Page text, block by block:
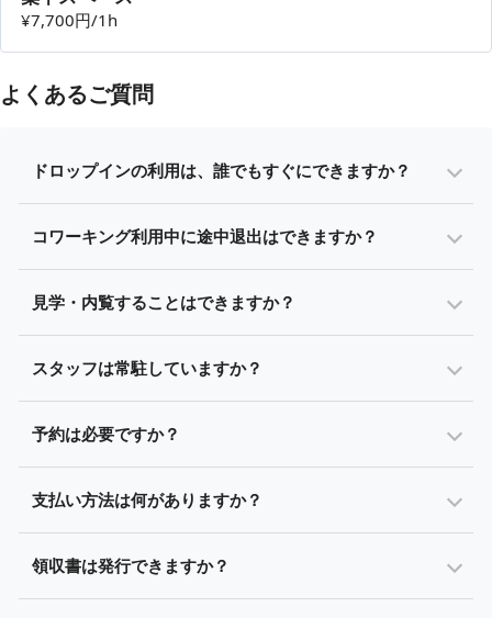
¥7,700円/1h
よくあるご質問
ドロップインの利用は、誰でもすぐにできますか？
コワーキング利用中に途中退出はできますか？
見学・内覧することはできますか？
スタッフは常駐していますか？
予約は必要ですか？
支払い方法は何がありますか？
領収書は発行できますか？